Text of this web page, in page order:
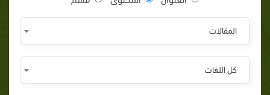
المقالات
كل اللغات